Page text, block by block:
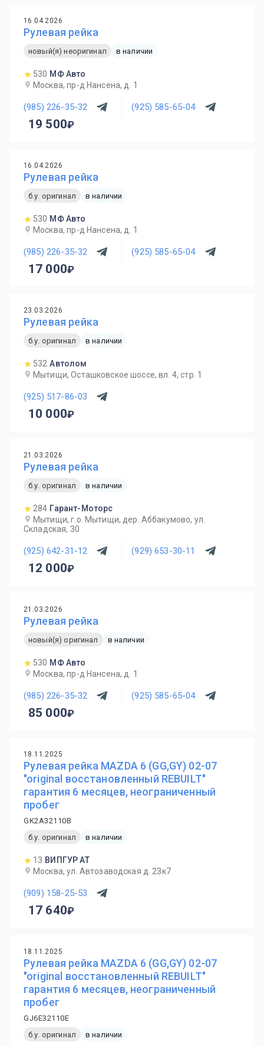
16.04.2026
Рулевая рейка
новый(я) неоригинал в наличии
530 МФ Авто
Москва, пр-д Нансена, д. 1
(985) 226-35-32 (925) 585-65-04
19 500
16.04.2026
Рулевая рейка
б.у. оригинал в наличии
530 МФ Авто
Москва, пр-д Нансена, д. 1
(985) 226-35-32 (925) 585-65-04
17 000
23.03.2026
Рулевая рейка
б.у. оригинал в наличии
532 Автолом
Мытищи, Осташковское шоссе, вл. 4, стр. 1
(925) 517-86-03
10 000
21.03.2026
Рулевая рейка
б.у. оригинал в наличии
284 Гарант-Моторс
Мытищи, г.о. Мытищи, дер. Аббакумово, ул.
Складская, 30
(925) 642-31-12 (929) 653-30-11
12 000
21.03.2026
Рулевая рейка
новый(я) оригинал в наличии
530 МФ Авто
Москва, пр-д Нансена, д. 1
(985) 226-35-32 (925) 585-65-04
85 000
18.11.2025
Рулевая рейка MAZDA 6 (GG,GY) 02-07
"original восстановленный REBUILT"
гарантия 6 месяцев, неограниченный
пробег
GK2A32110B
б.у. оригинал
в наличии
13 ВИПГУР АТ
Москва, ул. Автозаводская д. 23к7
(909) 158-25-53
17 640
18.11.2025
Рулевая рейка MAZDA 6 (GG,GY) 02-07
"original восстановленный REBUILT"
гарантия 6 месяцев, неограниченный
пробег
GJ6E32110E
б.у. оригинал
в наличии